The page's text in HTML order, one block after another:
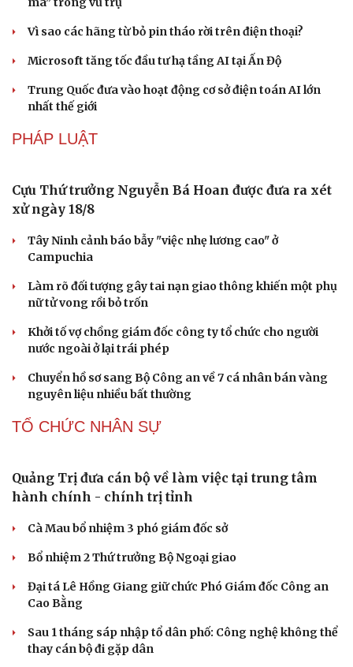
Vì sao các hãng từ bỏ pin tháo rời trên điện thoại?
Microsoft tăng tốc đầu tư hạ tầng AI tại Ấn Độ
Trung Quốc đưa vào hoạt động cơ sở điện toán AI lớn
nhất thế giới
PHÁP LUẬT
Cựu Thứ trưởng Nguyễn Bá Hoan được đưa ra xét
xử ngày 18/8
Tây Ninh cảnh báo bẫy "việc nhẹ lương cao" ở
Campuchia
Làm rõ đối tượng gây tai nạn giao thông khiến một phụ
nữ tử vong rồi bỏ trốn
Khởi tố vợ chồng giám đốc công ty tổ chức cho người
nước ngoài ở lại trái phép
Chuyển hồ sơ sang Bộ Công an về 7 cá nhân bán vàng
nguyên liệu nhiều bất thường
TỔ CHỨC NHÂN SỰ
Quảng Trị đưa cán bộ về làm việc tại trung tâm
hành chính - chính trị tỉnh
Cà Mau bổ nhiệm 3 phó giám đốc sở
Bổ nhiệm 2 Thứ trưởng Bộ Ngoại giao
Đại tá Lê Hồng Giang giữ chức Phó Giám đốc Công an
Cao Bằng
Sau 1 tháng sáp nhập tổ dân phố: Công nghệ không thể
thay cán bộ đi gặp dân